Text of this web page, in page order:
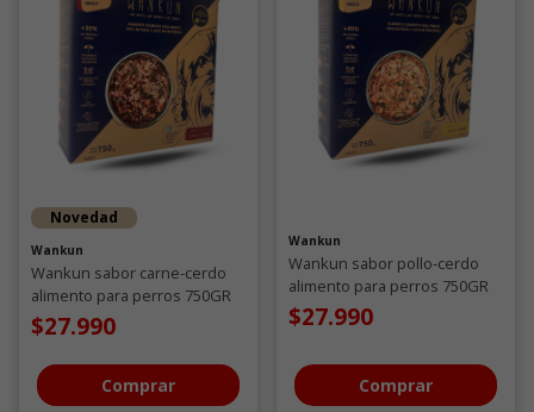
Novedad
Wankun
Wankun sabor carne-cerdo
alimento para perros 750GR
$27.990
Comprar
Wankun
Wankun sabor pollo-cerdo
alimento para perros 750GR
$27.990
Comprar